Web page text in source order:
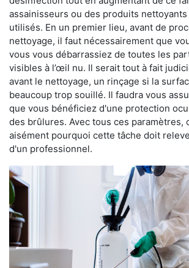
assainisseurs ou des produits
utilisés. En un premier lieu, avant de
nettoyage, il faut nécessairement que
vous vous débarrassiez de toutes les
visibles à l’œil nu. Il serait tout à fait
avant le nettoyage, un rinçage si la
beaucoup trop souillé. Il faudra vous
que vous bénéficiez d'une protection
des brûlures. Avec tous ces paramètres,
aisément pourquoi cette tâche doit
d'un professionnel.